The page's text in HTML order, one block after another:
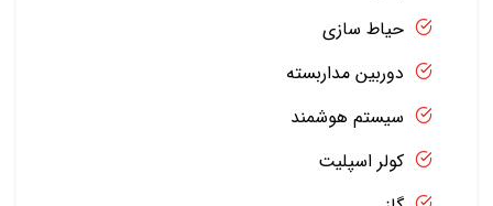
حیاط سازی
دوربین مداربسته
سیستم هوشمند
کولر اسپلیت